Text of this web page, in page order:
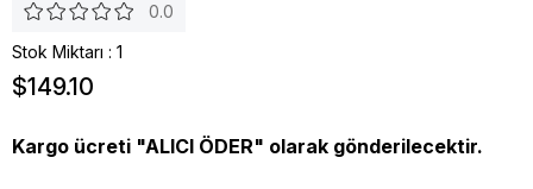
0.0
Stok Miktarı : 1
$149.10
Kargo ücreti "ALICI ÖDER" olarak gönderilecektir.